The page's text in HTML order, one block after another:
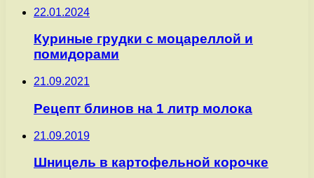
22.01.2024
Куриные грудки с моцареллой и
помидорами
21.09.2021
Рецепт блинов на 1 литр молока
21.09.2019
Шницель в картофельной корочке